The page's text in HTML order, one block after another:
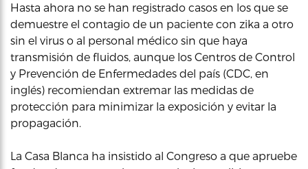
Hasta ahora no se han registrado casos en los que se
demuestre el contagio de un paciente con zika a otro
sin el virus o al personal médico sin que haya
transmisión de fluidos, aunque los Centros de Control
y Prevención de Enfermedades del país (CDC, en
inglés) recomiendan extremar las medidas de
protección para minimizar la exposición y evitar la
propagación.
La Casa Blanca ha insistido al Congreso a que apruebe